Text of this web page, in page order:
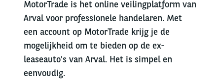
MotorTrade is het online veilingplatform van
Arval voor professionele handelaren. Met
een account op MotorTrade krijg je de
mogelijkheid om te bieden op de ex-
leaseauto's van Arval. Het is simpel en
eenvoudig.